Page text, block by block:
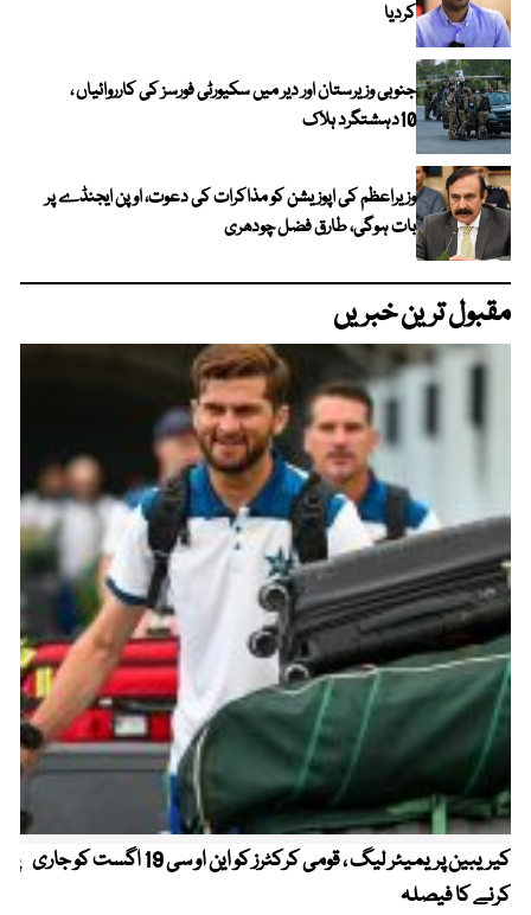
کردیا
جنوبی وزیرستان اور دیر میں سکیورٹی فورسز کی کارروائیاں ،
10دہشتگرد ہلاک
وزیراعظم کی اپوزیشن کو مذاکرات کی دعوت، اوپن ایجنڈے پر
بات ہوگی، طارق فضل چودھری
مقبول ترین خبریں
کیریبین پریمیئر لیگ ، قومی کرکٹرز کو این او سی 19 اگست کو جاری
کرنے کا فیصلہ